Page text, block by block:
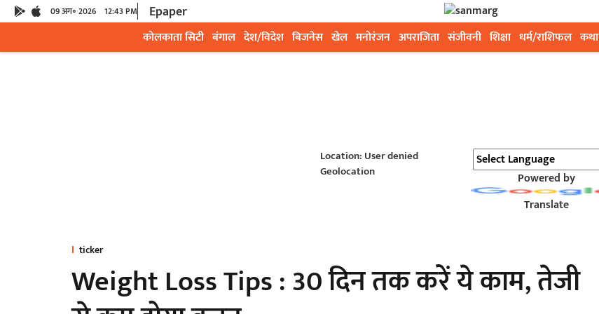
09 अग॰ 2026 12:43 PM Epaper
कोलकाता सिटी बंगाल देश/विदेश बिजनेस खेल मनोरंजन अपराजिता संजीवनी शिक्षा धर्म/राशिफल कथा
Location: User denied
Geolocation
Powered by
Translate
ticker
Weight Loss Tips : 30 दिन तक करें ये काम, तेजी